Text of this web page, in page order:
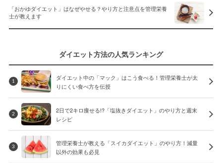
「おかゆダイエット」はなぜやせる？やり方と注意点を管理栄養
士が教えます
ダイエット方法の人気ランキング
1
ダイエット中の「マック」はこう食べる！管理栄養士が太
りにくい食べ方を伝授
2
2日で2キロ痩せる!?「塩抜きダイエット」のやり方と週末
レシピ
3
管理栄養士が教える「スイカダイエット」のやり方！減量
以外の効果も必見